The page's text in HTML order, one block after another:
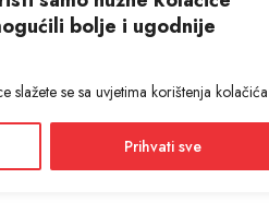
bolje i ugodnije
slažete se sa uvjetima korištenja kolačića
Prihvati sve